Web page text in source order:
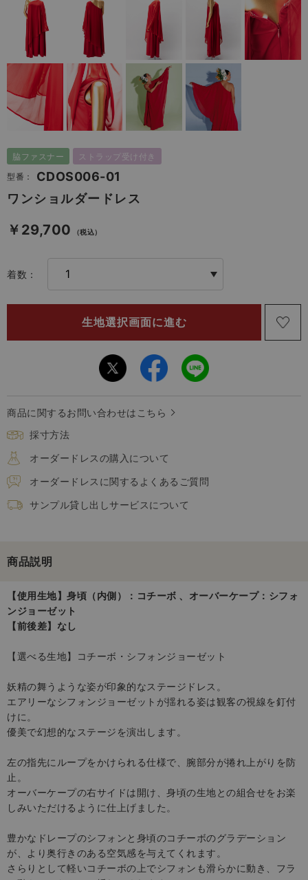
脇ファスナー
ストラップ受け付き
型番：
CDOS006-01
ワンショルダードレス
￥29,700 （税込）
着数：
商品に関するお問い合わせはこちら
採寸方法
オーダードレスの購入について
オーダードレスに関するよくあるご質問
サンプル貸し出しサービスについて
商品説明
【使用生地】身頃（内側）：コチーボ 、オーバーケープ：シフォ
ンジョーゼット
【前後差】なし
【選べる生地】コチーボ・シフォンジョーゼット
妖精の舞うような姿が印象的なステージドレス。
エアリーなシフォンジョーゼットが揺れる姿は観客の視線を釘付
けに。
優美で幻想的なステージを演出します。
左の指先にループをかけられる仕様で、腕部分が捲れ上がりを防
止。
オーバーケープの右サイドは開け、身頃の生地との組合せをお楽
しみいただけるように仕上げました。
豊かなドレープのシフォンと身頃のコチーボのグラデーション
が、より奥行きのある空気感を与えてくれます。
さらりとして軽いコチーボの上でシフォンも滑らかに動き、フラ